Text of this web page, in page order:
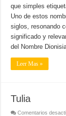
que simples
Uno de estos
siglos, resonando
significado y
del Nombre
Leer Mas »
Tulia
Comentarios